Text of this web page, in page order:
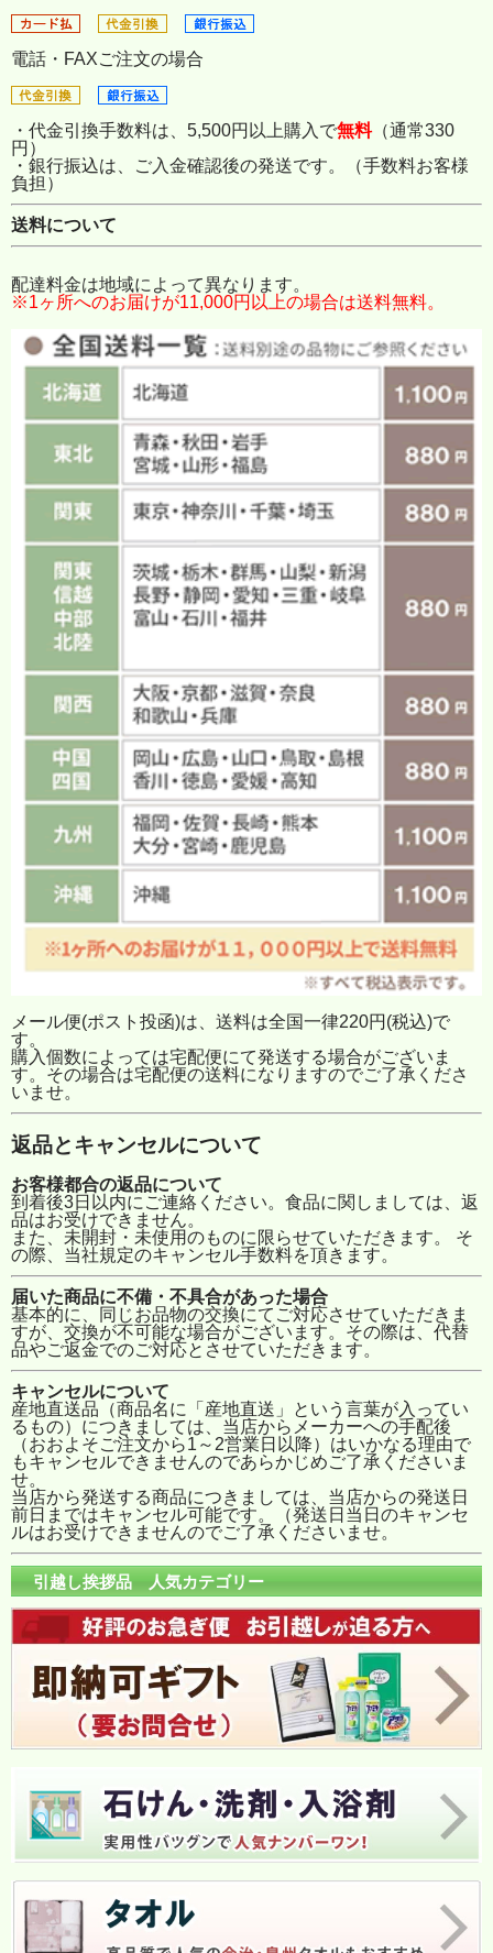
電話・FAXご注文の場合
・代金引換手数料は、5,500円以上購入で無料（通常330
円）
・銀行振込は、ご入金確認後の発送です。（手数料お客様
負担）
送料について
配達料金は地域によって異なります。
※1ヶ所へのお届けが11,000円以上の場合は送料無料。
メール便(ポスト投函)は、送料は全国一律220円(税込)で
す。
購入個数によっては宅配便にて発送する場合がございま
す。その場合は宅配便の送料になりますのでご了承くださ
いませ。
返品とキャンセルについて
お客様都合の返品について
到着後3日以内にご連絡ください。食品に関しましては、返
品はお受けできません。
また、未開封・未使用のものに限らせていただきます。 そ
の際、当社規定のキャンセル手数料を頂きます。
届いた商品に不備・不具合があった場合
基本的に、同じお品物の交換にてご対応させていただきま
すが、交換が不可能な場合がございます。その際は、代替
品やご返金でのご対応とさせていただきます。
キャンセルについて
産地直送品（商品名に「産地直送」という言葉が入ってい
るもの）につきましては、当店からメーカーへの手配後
（おおよそご注文から1～2営業日以降）はいかなる理由で
もキャンセルできませんのであらかじめご了承くださいま
せ。
当店から発送する商品につきましては、当店からの発送日
前日まではキャンセル可能です。（発送日当日のキャンセ
ルはお受けできませんのでご了承くださいませ。
引越し挨拶品 人気カテゴリー